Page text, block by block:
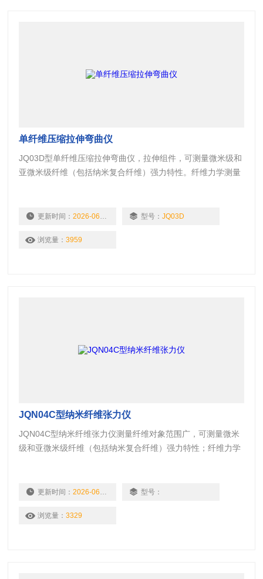
单纤维压缩拉伸弯曲仪
JQ03D型单纤维压缩拉伸弯曲仪，拉伸组件，可测量微米级和
亚微米级纤维（包括纳米复合纤维）强力特性。纤维力学测量
更新时间：2026-06-11 型号：JQ03D
浏览量：3959
JQN04C型纳米纤维张力仪
JQN04C型纳米纤维张力仪测量纤维对象范围广，可测量微米
级和亚微米级纤维（包括纳米复合纤维）强力特性；纤维力学
伸长恒定，测量纤维屈服蠕变性能
更新时间：2026-06-11 型号：
浏览量：3329